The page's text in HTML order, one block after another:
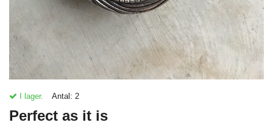
I lager. Antal: 2
Perfect as it is